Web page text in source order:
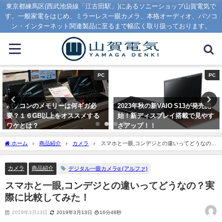
東京都練馬区(西武池袋線「江古田駅」)にあるソニーショップ山賀電気で
す。一般家電をはじめ、ミラーレス一眼カメラ、本格オーディオ、パソコ
ン・インターネット関連製品に至るまで幅広く取り扱っております。
PC
パソコンのメモリーは何ギガ必
要？１６GB以上をオススメする
ワケとは？
PC
2023年秋の新VAIO S13が発売開
始！新ディスプレイ搭載で見やす
さアップ！！
ホーム 商品紹介 カメラ
スマホと一眼,コンデジとの違いってどうなの？
実際に比較してみた！
カメラ 商品紹介 デジタル一眼カメラα (アルファ)
スマホと一眼,コンデジとの違いってどうなの？実
際に比較してみた！
2019年3月13日 2019年3月13日 16分48秒